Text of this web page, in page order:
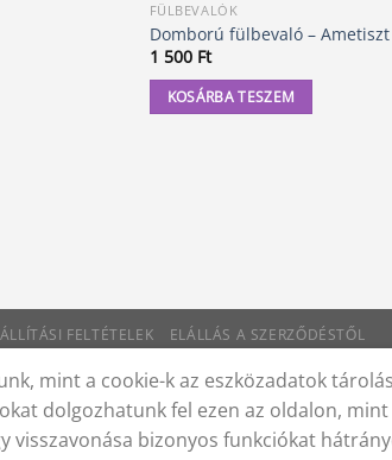
FÜLBEVALÓK
Domború fülbevaló – Ametiszt
1 500 Ft
KOSÁRBA TESZEM
FELTÉTELEK ELÁLLÁS A SZERZŐDÉSTŐL
mint a cookie-k az eszközadatok
dolgozhatunk fel ezen az oldalon,
visszavonása bizonyos funkciókat